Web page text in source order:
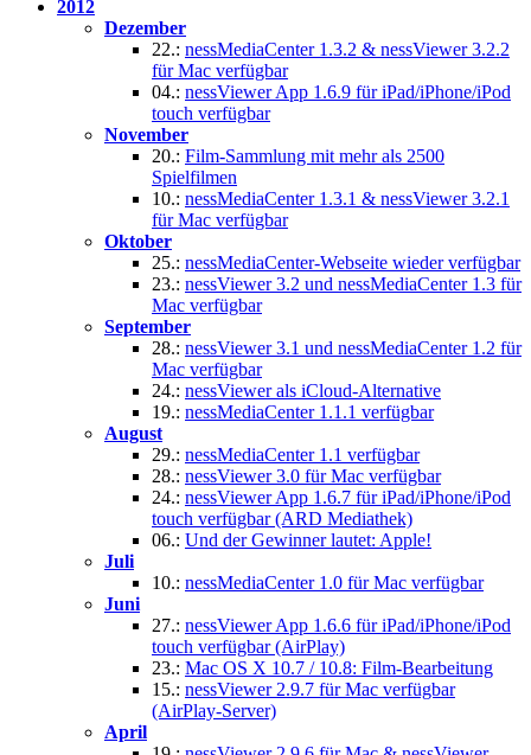
2012
Dezember
22.: nessMediaCenter 1.3.2 & nessViewer 3.2.2
für Mac verfügbar
04.: nessViewer App 1.6.9 für iPad/iPhone/iPod
touch verfügbar
November
20.: Film-Sammlung mit mehr als 2500
Spielfilmen
10.: nessMediaCenter 1.3.1 & nessViewer 3.2.1
für Mac verfügbar
Oktober
25.: nessMediaCenter-Webseite wieder verfügbar
23.: nessViewer 3.2 und nessMediaCenter 1.3 für
Mac verfügbar
September
28.: nessViewer 3.1 und nessMediaCenter 1.2 für
Mac verfügbar
24.: nessViewer als iCloud-Alternative
19.: nessMediaCenter 1.1.1 verfügbar
August
29.: nessMediaCenter 1.1 verfügbar
28.: nessViewer 3.0 für Mac verfügbar
24.: nessViewer App 1.6.7 für iPad/iPhone/iPod
touch verfügbar (ARD Mediathek)
06.: Und der Gewinner lautet: Apple!
Juli
10.: nessMediaCenter 1.0 für Mac verfügbar
Juni
27.: nessViewer App 1.6.6 für iPad/iPhone/iPod
touch verfügbar (AirPlay)
23.: Mac OS X 10.7 / 10.8: Film-Bearbeitung
15.: nessViewer 2.9.7 für Mac verfügbar
(AirPlay-Server)
April